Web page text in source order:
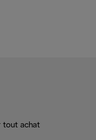
tout achat